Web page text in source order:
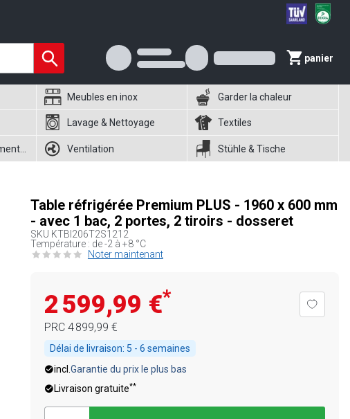
panier
Meubles en inox Garder la chaleur
Lavage & Nettoyage Textiles
Ventilation Stühle & Tische
Table réfrigérée Premium PLUS - 1960 x 600 mm
- avec 1 bac, 2 portes, 2 tiroirs - dosseret
SKU KTBI206T2S1212
Température : de -2 à +8 °C
Noter maintenant
2 599,99 €*
PRC 4 899,99 €
Délai de livraison: 5 - 6 semaines
incl. Garantie du prix le plus bas
Livraison gratuite**